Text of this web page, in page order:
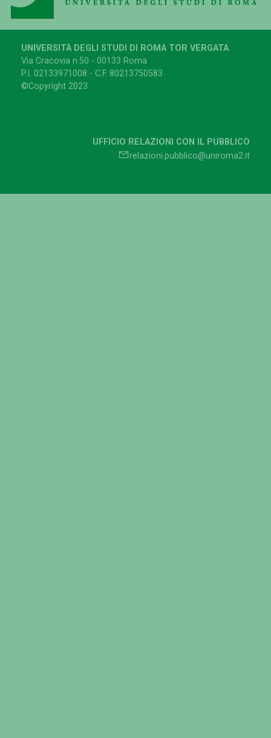
UNIVERSITÀ DEGLI STUDI DI ROMA TOR VERGATA
Via Cracovia n.50 - 00133 Roma
P.I. 02133971008 - C.F. 80213750583
©Copyright 2023
UFFICIO RELAZIONI CON IL PUBBLICO
relazioni.pubblico@uniroma2.it